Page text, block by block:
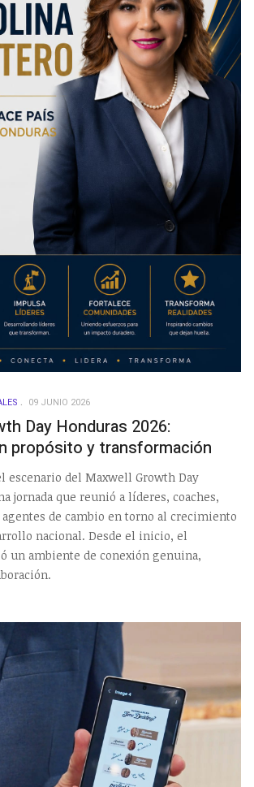
09 JUNIO 2026
Day Honduras 2026:
propósito y transformación
escenario del Maxwell Growth Day
jornada que reunió a líderes, coaches,
de cambio en torno al crecimiento
nacional. Desde el inicio, el
un ambiente de conexión genuina,